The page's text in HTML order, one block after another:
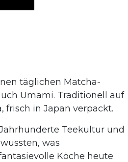
täglichen Matcha-
Umami. Traditionell auf
frisch in Japan verpackt.
Teekultur und
was
Köche heute